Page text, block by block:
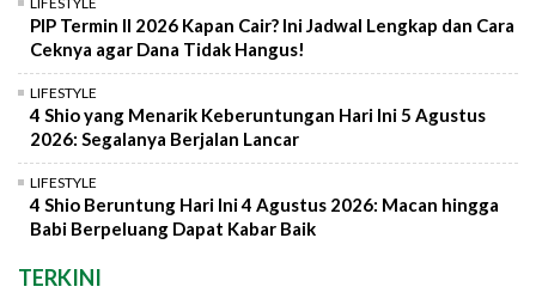
PIP Termin II 2026 Kapan Cair? Ini Jadwal Lengkap dan Cara
Ceknya agar Dana Tidak Hangus!
LIFESTYLE
4 Shio yang Menarik Keberuntungan Hari Ini 5 Agustus
2026: Segalanya Berjalan Lancar
LIFESTYLE
4 Shio Beruntung Hari Ini 4 Agustus 2026: Macan hingga
Babi Berpeluang Dapat Kabar Baik
TERKINI